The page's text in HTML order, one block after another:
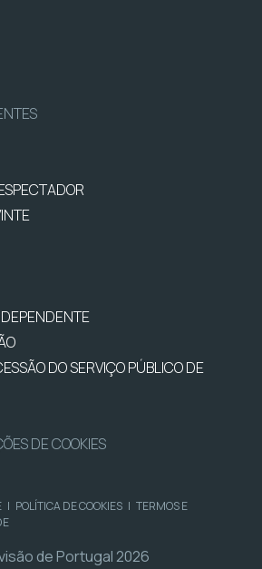
DO SERVIÇO PÚBLICO DE
DE COOKIES
| POLÍTICA DE COOKIES | TERMOS E
de Portugal 2026